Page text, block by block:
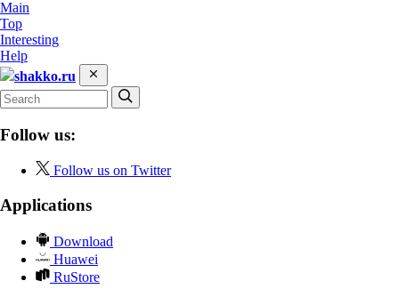
Main
Top
Interesting
Help
shakko.ru
Follow us:
Follow us on Twitter
Applications
Download
Huawei
RuStore